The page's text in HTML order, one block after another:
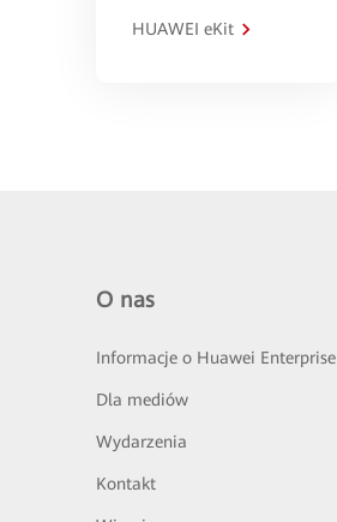
HUAWEI eKit
O nas
Informacje o Huawei Enterprise
Dla mediów
Wydarzenia
Kontakt